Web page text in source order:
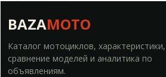
BAZAMOTO
Каталог мотоциклов, характеристики,
сравнение моделей и аналитика по
объявлениям.